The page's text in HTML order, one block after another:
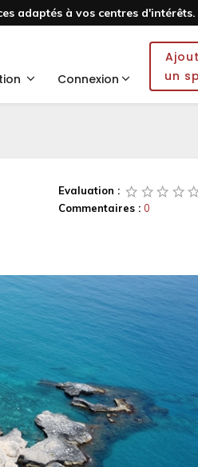
adaptés à vos centres d'intérêts.
Connexion
un
Evaluation :
Commentaires : 0